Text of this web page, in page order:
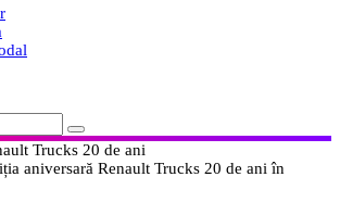
aniversară Renault Trucks 20 de ani în